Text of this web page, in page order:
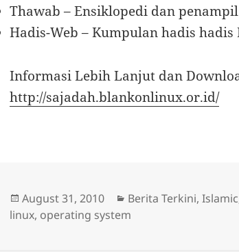
Thawab – Ensiklopedi dan
Hadis-Web – Kumpulan hadis
Informasi Lebih Lanjut dan
http://sajadah.blankonlinux.or.id/
Posted
on
August 31, 2010 Categories
Berita Terkini,Islamic
linux, operating system